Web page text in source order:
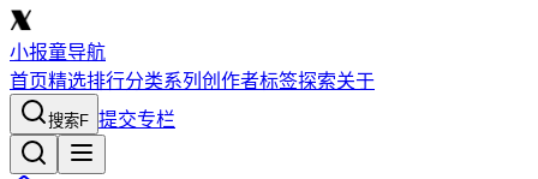
小报童导航
首页精选排行分类系列 创作者标签探索关于
搜索F 提交专栏